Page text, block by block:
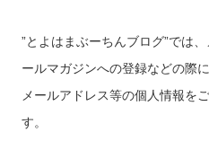
”とよはまぶーちんブログ”では
ールマガジンへの登録などの際
メールアドレス等の個人情報を
す。